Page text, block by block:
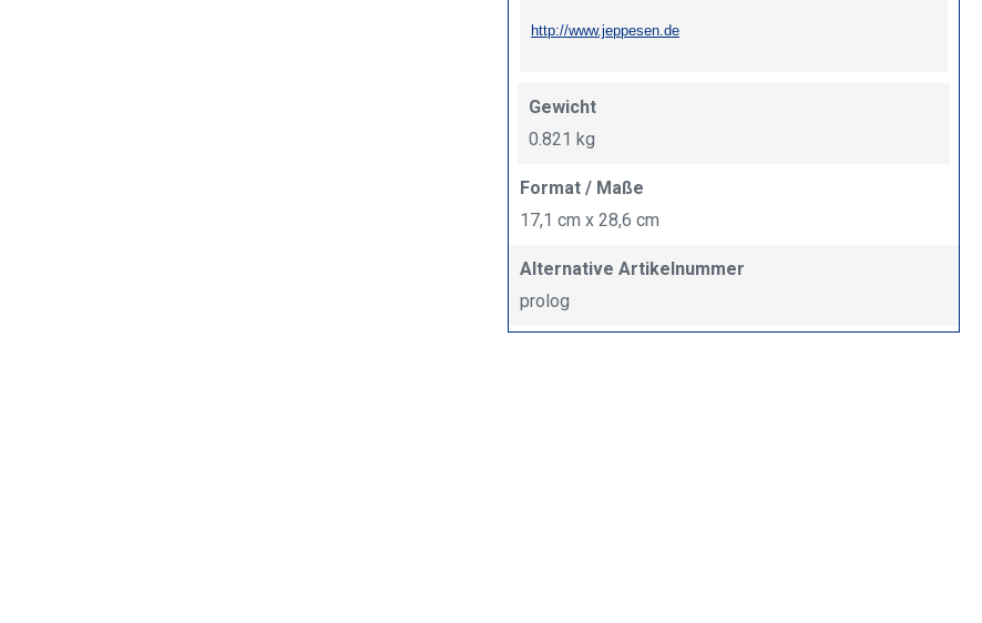
http://www.jeppesen.de
Gewicht
0.821 kg
Format / Maße
17,1 cm x 28,6 cm
Alternative Artikelnummer
prolog